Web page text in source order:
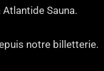
Sauna.
notre billetterie.